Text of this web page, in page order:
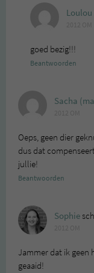
Loulou
goed bezig!!!
Beantwoorden
Sacha
Oeps, geen dier
dus dat
jullie!
Beantwoorden
Sophie
Jammer dat ik geen
geaaid!